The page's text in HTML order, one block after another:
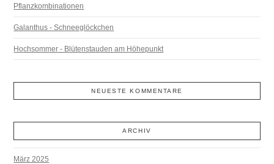
Pflanzkombinationen
Galanthus - Schneeglöckchen
Hochsommer - Blütenstauden am Höhepunkt
NEUESTE KOMMENTARE
ARCHIV
März 2025